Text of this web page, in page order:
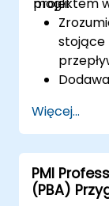
stojące
Więcej...
PMI
(PBA)